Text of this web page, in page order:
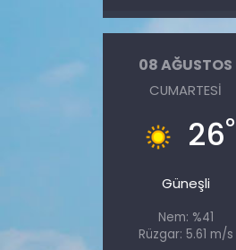
08 AĞUSTOS
CUMARTESI
26°
Güneşli
Nem: %41
Rüzgar: 5.61 m/s